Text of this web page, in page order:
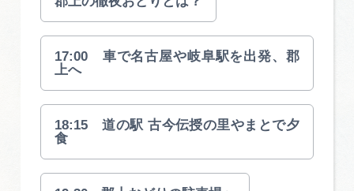
17:00 車で名古屋や岐阜駅を出発、郡
上へ
18:15 道の駅 古今伝授の里やまとで夕
食